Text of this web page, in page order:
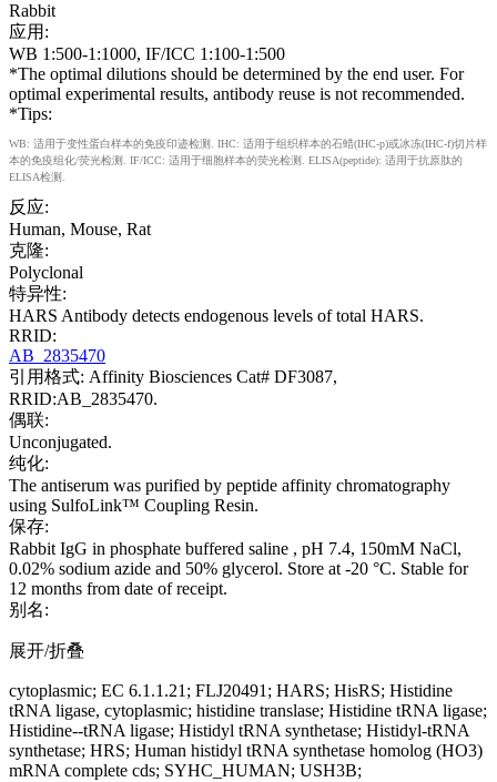
Rabbit
应用:
WB 1:500-1:1000, IF/ICC 1:100-1:500
*The optimal dilutions should be determined by the end user. For
optimal experimental results, antibody reuse is not recommended.
*Tips:
WB: 适用于变性蛋白样本的免疫印迹检测. IHC: 适用于组织样本的石蜡(IHC-p)或冰冻(IHC-f)切片样
本的免疫组化/荧光检测. IF/ICC: 适用于细胞样本的荧光检测. ELISA(peptide): 适用于抗原肽的
ELISA检测.
反应:
Human, Mouse, Rat
克隆:
Polyclonal
特异性:
HARS Antibody detects endogenous levels of total HARS.
RRID:
AB_2835470
引用格式: Affinity Biosciences Cat# DF3087,
RRID:AB_2835470.
偶联:
Unconjugated.
纯化:
The antiserum was purified by peptide affinity chromatography
using SulfoLink™ Coupling Resin.
保存:
Rabbit IgG in phosphate buffered saline , pH 7.4, 150mM NaCl,
0.02% sodium azide and 50% glycerol. Store at -20 °C. Stable for
12 months from date of receipt.
别名:
展开/折叠
cytoplasmic; EC 6.1.1.21; FLJ20491; HARS; HisRS; Histidine
tRNA ligase, cytoplasmic; histidine translase; Histidine tRNA ligase;
Histidine--tRNA ligase; Histidyl tRNA synthetase; Histidyl-tRNA
synthetase; HRS; Human histidyl tRNA synthetase homolog (HO3)
mRNA complete cds; SYHC_HUMAN; USH3B;